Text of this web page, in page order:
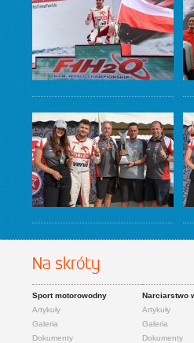
Na skróty
Sport motorowodny
Artykuły
Galeria
Dokumenty
Narciarstwo
Artykuły
Galeria
Dokumenty